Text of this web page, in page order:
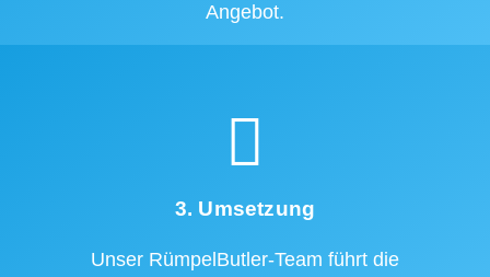
Angebot.
3. Umsetzung
Unser RümpelButler-Team führt die